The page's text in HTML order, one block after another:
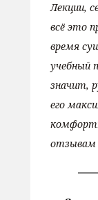
Лекции,
всё это
время
учебный
значит,
его
отзывам